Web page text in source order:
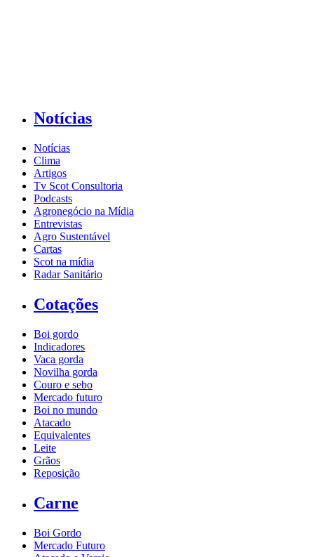
Notícias
Notícias
Clima
Artigos
Tv Scot Consultoria
Podcasts
Agronegócio na Mídia
Entrevistas
Agro Sustentável
Cartas
Scot na mídia
Radar Sanitário
Cotações
Boi gordo
Indicadores
Vaca gorda
Novilha gorda
Couro e sebo
Mercado futuro
Boi no mundo
Atacado
Equivalentes
Leite
Grãos
Reposição
Carne
Boi Gordo
Mercado Futuro